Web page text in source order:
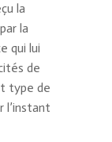
la
la
qui lui
de
type de
l’instant